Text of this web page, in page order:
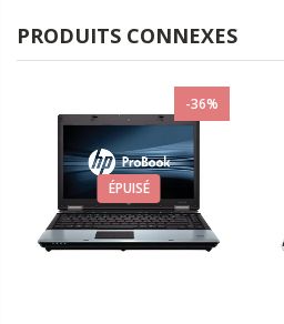
PRODUITS CONNEXES
-36%
ÉPUISÉ